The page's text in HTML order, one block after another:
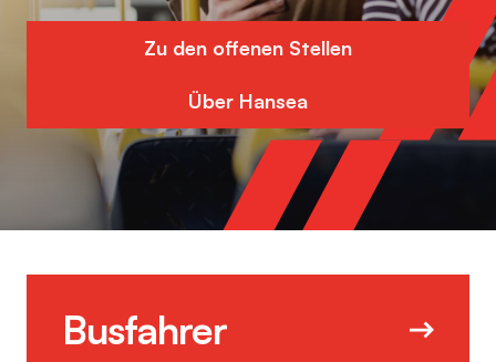
Zu den offenen Stellen
Über Hansea
Busfahrer